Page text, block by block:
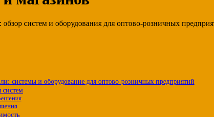
системы и оборудование для оптово-розничных предприятий